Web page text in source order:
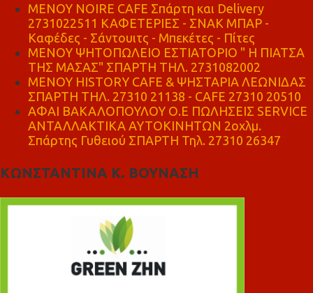
MENOY NOIRE CAFE Σπάρτη και Delivery
2731022511 ΚΑΦΕΤΕΡΙΕΣ - ΣΝΑΚ ΜΠΑΡ -
Καφέδες - Σάντουιτς - Μπεκέτες - Πίτες
ΜΕΝΟΥ ΨΗΤΟΠΩΛΕΙΟ ΕΣΤΙΑΤΟΡΙΟ " Η ΠΙΑΤΣΑ
ΤΗΣ ΜΑΣΑΣ" ΣΠΑΡΤΗ ΤΗΛ. 2731082002
ΜΕΝΟΥ HISTORY CAFE & ΨΗΣΤΑΡΙΑ ΛΕΩΝΙΔΑΣ
ΣΠΑΡΤΗ ΤΗΛ. 27310 21138 - CAFE 27310 20510
ΑΦΑΙ ΒΑΚΑΛΟΠΟΥΛΟΥ Ο.Ε ΠΩΛΗΣΕΙΣ SERVICE
ΑΝΤΑΛΛΑΚΤΙΚΑ ΑΥΤΟΚΙΝΗΤΩΝ 2οχλμ.
Σπάρτης Γυθειού ΣΠΑΡΤΗ Τηλ. 27310 26347
ΚΩΝΣΤΑΝΤΙΝΑ Κ. ΒΟΥΝΑΣΗ